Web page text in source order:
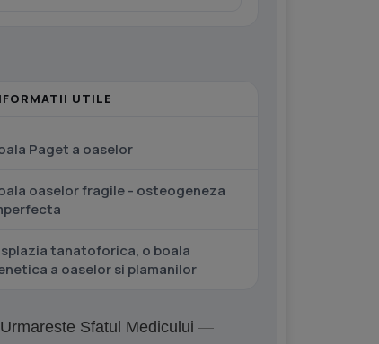
UTILE
Paget a oaselor
oaselor fragile - osteogeneza
tanatoforica, o boala
a oaselor si plamanilor
Urmareste Sfatul Medicului